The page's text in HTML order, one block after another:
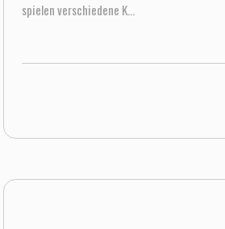
spielen verschiedene K...